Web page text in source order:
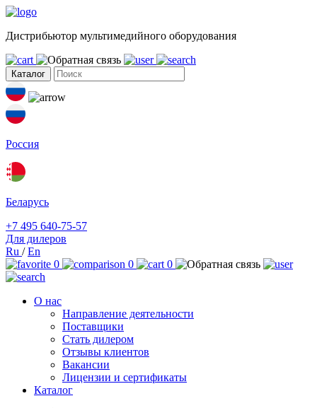
Дистрибьютор мультимедийного оборудования
Каталог
Россия
Беларусь
+7 495 640-75-57
Для дилеров
Ru /En
0
0 0
О нас
Направление деятельности
Поставщики
Стать дилером
Отзывы клиентов
Вакансии
Лицензии и сертификаты
Каталог